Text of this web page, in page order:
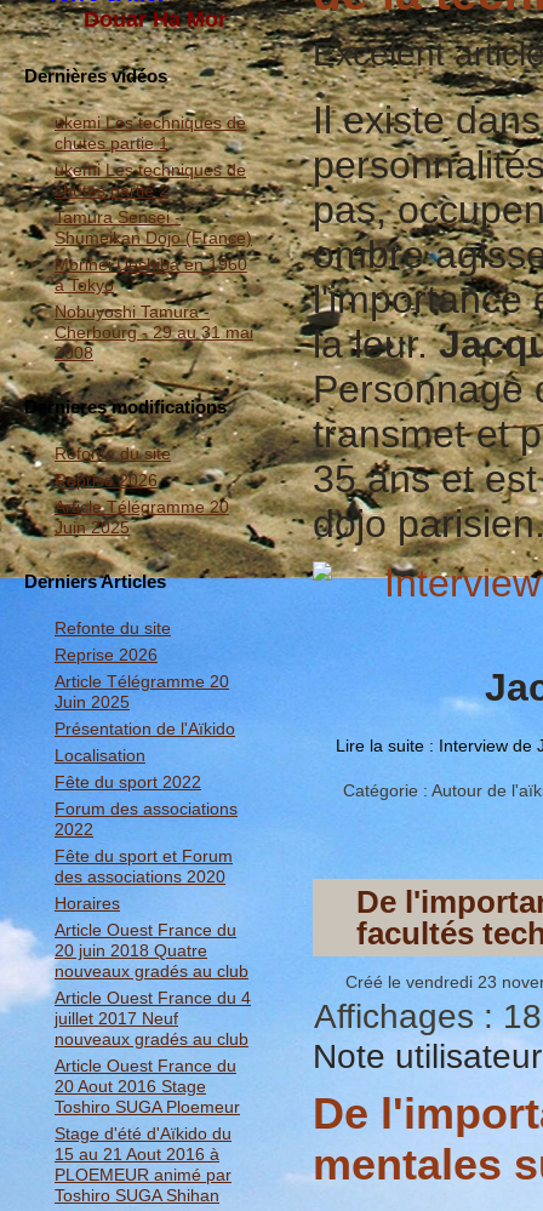
Douar Ha Mor
Dernières vidéos
ukemi Les techniques de
chutes partie 1
ukemi Les techniques de
chutes partie 2
Tamura Sensei -
Shumeikan Dojo (France)
Morihei Ueshiba en 1960
à Tokyo
Nobuyoshi Tamura -
Cherbourg - 29 au 31 mai
2008
Dernieres modifications
Refonte du site
Reprise 2026
Article Télégramme 20
Juin 2025
Derniers Articles
Refonte du site
Reprise 2026
Article Télégramme 20
Juin 2025
Présentation de l'Aïkido
Localisation
Fête du sport 2022
Forum des associations
2022
Fête du sport et Forum
des associations 2020
Horaires
Article Ouest France du
20 juin 2018 Quatre
nouveaux gradés au club
Article Ouest France du 4
juillet 2017 Neuf
nouveaux gradés au club
Article Ouest France du
20 Aout 2016 Stage
Toshiro SUGA Ploemeur
Stage d'été d'Aïkido du
15 au 21 Aout 2016 à
PLOEMEUR animé par
Toshiro SUGA Shihan
Excelent
Il existe
pas,
ombre
l'importance
la leur.
Personnage
transmet et
35 ans et
dojo
Lire la suite : Interview de
Catégorie : Autour de
De
facultés
Créé le vendredi 23
Affichages :
Note
De
mentales